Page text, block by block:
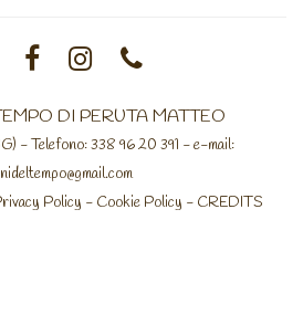
DI PERUTA MATTEO
- Telefono: 338 96 20 391 - e-mail:
Policy - Cookie Policy - CREDITS